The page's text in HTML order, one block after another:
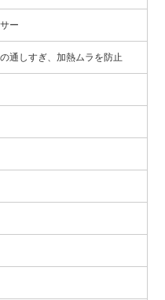
ー
通しすぎ、加熱ムラを防止